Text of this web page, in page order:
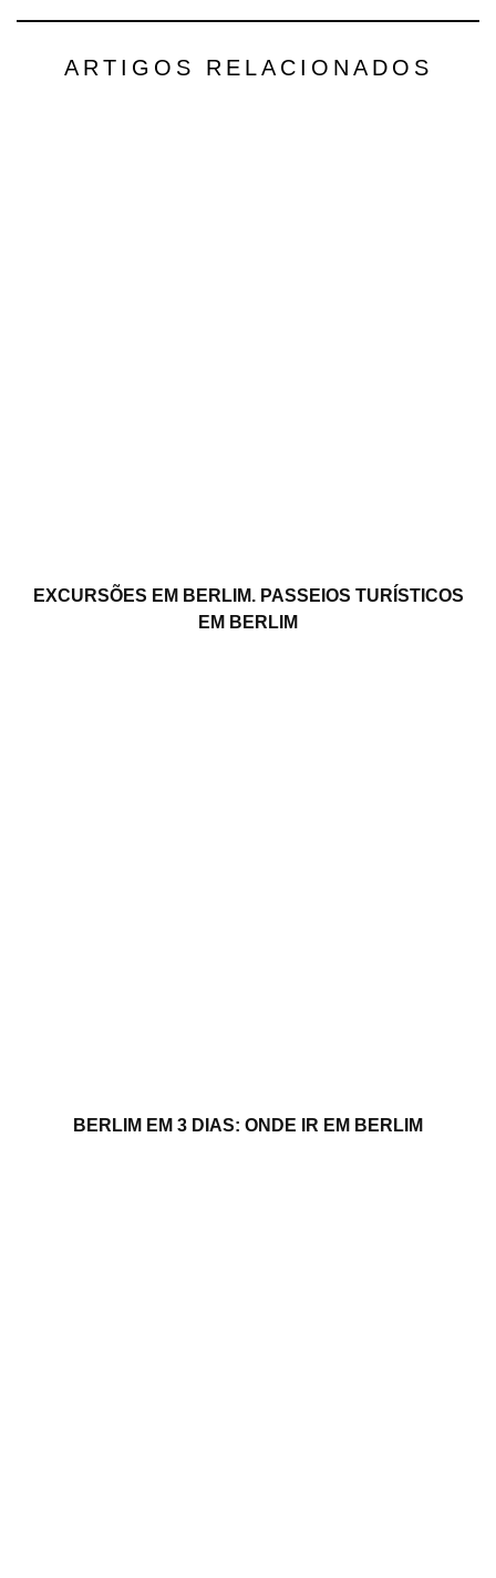
ARTIGOS RELACIONADOS
EXCURSÕES EM BERLIM. PASSEIOS TURÍSTICOS
EM BERLIM
BERLIM EM 3 DIAS: ONDE IR EM BERLIM